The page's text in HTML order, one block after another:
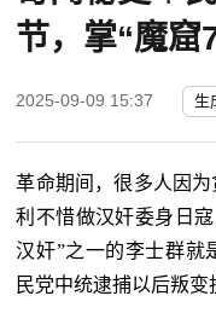
节，掌“魔窟
2025-09-09 15:37 生
革命期间，很多人因
利不惜做汉奸委身日
汉奸”之一的李士群就
民党中统逮捕以后叛变